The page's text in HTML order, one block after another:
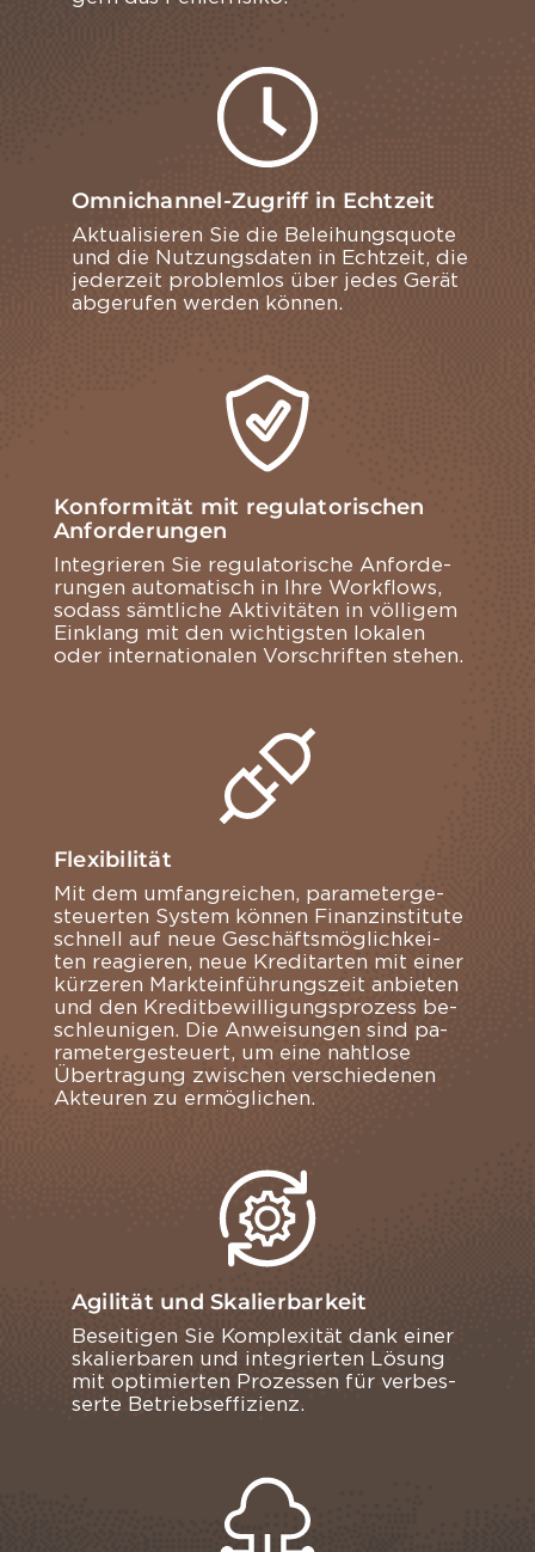
Omnichannel-Zugriff in Echtzeit
Ak­tua­li­sie­ren Sie die Be­lei­hungs­quo­te
und die Nut­zungs­da­ten in Echt­zeit, die
je­der­zeit pro­blem­los über jedes Gerät
ab­ge­ru­fen wer­den kön­nen.
Konformität mit regulatorischen
Anforderungen
In­te­grie­ren Sie re­gu­la­to­ri­sche An­for­de­
run­gen au­to­ma­tisch in Ihre Work­flows,
so­dass sämt­li­che Ak­ti­vi­tä­ten in völ­li­gem
Ein­klang mit den wich­tigs­ten lo­ka­len
oder in­ter­na­tio­na­len Vor­schrif­ten ste­hen.
Flexibilität
Mit dem um­fang­rei­chen, pa­ra­me­ter­ge­
steu­er­ten Sys­tem kön­nen Fi­nanz­in­sti­tu­te
schnell auf neue Ge­schäfts­mög­lich­kei­
ten re­agie­ren, neue Kre­dit­ar­ten mit einer
kür­ze­ren Markt­ein­füh­rungs­zeit an­bie­ten
und den Kre­dit­be­wil­li­gungs­pro­zess be­
schleu­ni­gen. Die An­wei­sun­gen sind pa­
ra­me­ter­ge­steu­ert, um eine naht­lo­se
Über­tra­gung zwi­schen ver­schie­de­nen
Ak­teu­ren zu er­mög­li­chen.
Agilität und Skalierbarkeit
Be­sei­ti­gen Sie Kom­ple­xi­tät dank einer
ska­lier­ba­ren und in­te­grier­ten Lö­sung
mit op­ti­mier­ten Pro­zes­sen für ver­bes­
ser­te Be­triebs­ef­fi­zi­enz.